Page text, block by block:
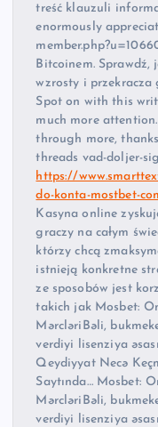
treść klauzuli
enormously
Bitcoinem.
wzrosty i przekracza
Spot on with this
much more
through more,
threads vad-doljer-
https://
do-konta-mostbet-
Kasyna online
graczy na całym
którzy chcą
istnieją konkretne
ze sposobów jest
takich jak Mosbet:
MərcləriBəli,
verdiyi lisenziya
Qeydiyyat Necə
Saytında… Mosbet:
MərcləriBəli,
verdiyi lisenziya